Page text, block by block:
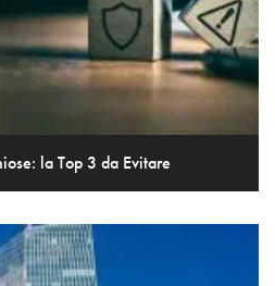
la Top 3 da Evitare